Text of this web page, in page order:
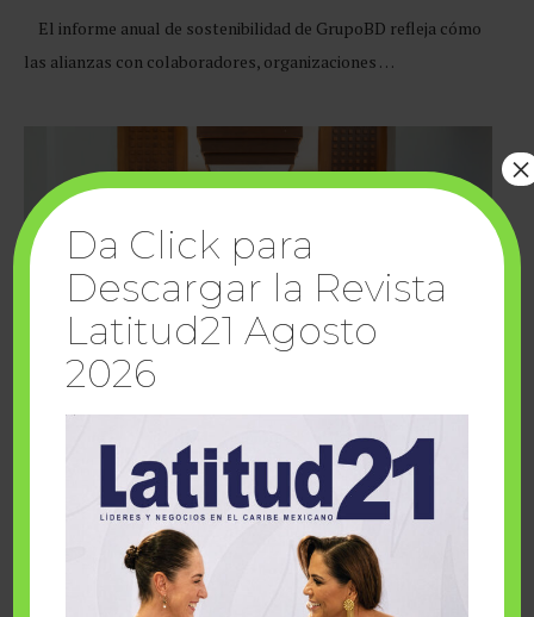
El informe anual de sostenibilidad de GrupoBD refleja cómo
las alianzas con colaboradores, organizaciones …
Cuando la solidaridad inspira; cumplen
sueños Fairmont Mayakoba y Make-A-Wish
Da Click para
Descargar la Revista
Latitud21 Agosto
2026
×